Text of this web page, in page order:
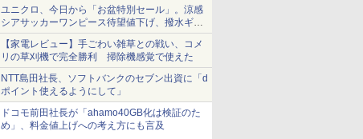
ユニクロ、今日から「お盆特別セール」。涼感
シアサッカーワンピース待望値下げ、撥水ギア
ショーツは1990円に
【家電レビュー】手ごわい雑草との戦い、コメ
リの草刈機で完全勝利 掃除機感覚で使えた
NTT島田社長、ソフトバンクのセブン出資に「d
ポイント使えるようにして」
ドコモ前田社長が「ahamo40GB化は検証のた
め」、料金値上げへの考え方にも言及